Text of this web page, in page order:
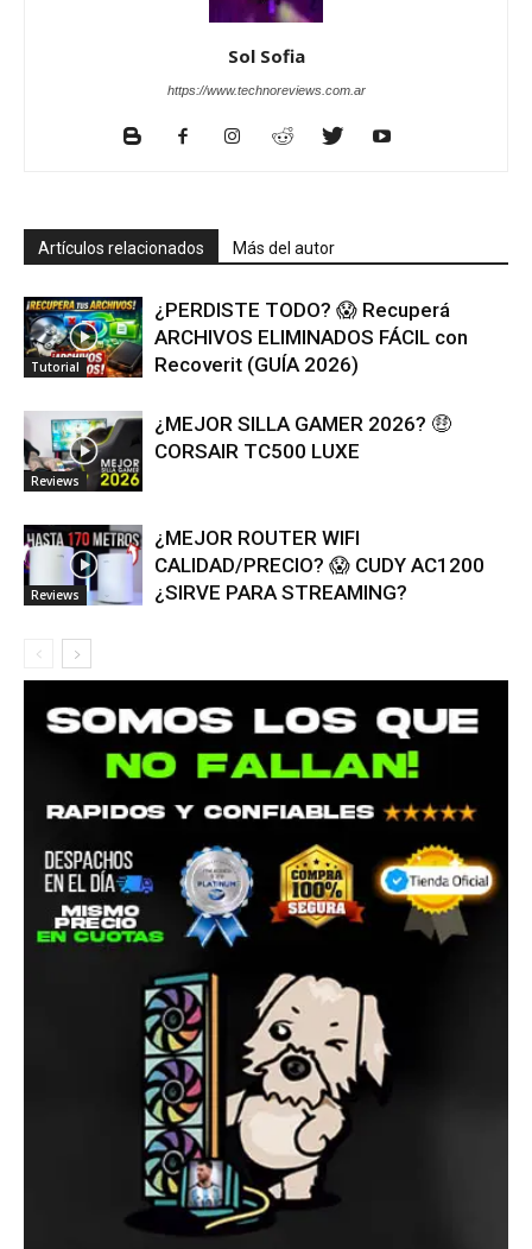
Sol Sofia
https://www.technoreviews.com.ar
Artículos relacionados Más del autor
Tutorial
¿PERDISTE TODO? 😱 Recuperá
ARCHIVOS ELIMINADOS FÁCIL con
Recoverit (GUÍA 2026)
Reviews
¿MEJOR SILLA GAMER 2026? 🤑
CORSAIR TC500 LUXE
Reviews
¿MEJOR ROUTER WIFI
CALIDAD/PRECIO? 😱 CUDY AC1200
¿SIRVE PARA STREAMING?